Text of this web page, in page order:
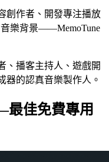
作者、開發專注播放
樂背景——MemoTune
、播客主持人、遊戲開
器的認真音樂製作人。
佳免費專用